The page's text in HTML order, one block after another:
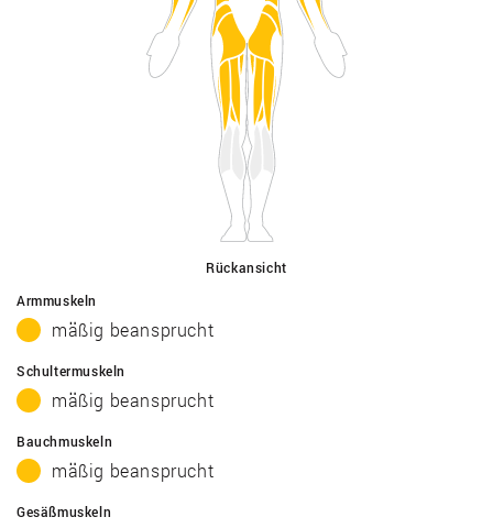
Rückansicht
Armmuskeln
mäßig beansprucht
Schultermuskeln
mäßig beansprucht
Bauchmuskeln
mäßig beansprucht
Gesäßmuskeln